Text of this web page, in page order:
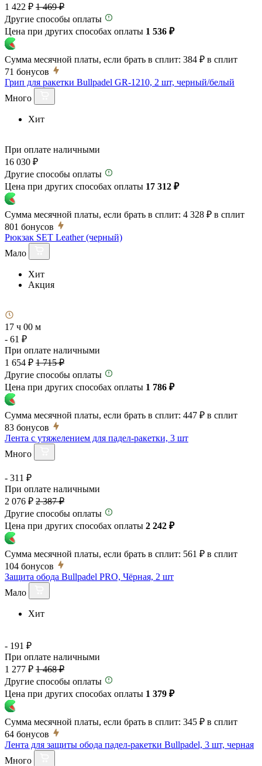
1 422 ₽ 1 469 ₽
Другие способы оплаты
Цена при других способах оплаты 1 536 ₽
Сумма месячной платы, если брать в сплит: 384 ₽ в сплит
71 бонусов
Грип для ракетки Bullpadel GR-1210, 2 шт, черный/белый
Много
Хит
При оплате наличными
16 030 ₽
Другие способы оплаты
Цена при других способах оплаты 17 312 ₽
Сумма месячной платы, если брать в сплит: 4 328 ₽ в сплит
801 бонусов
Рюкзак SET Leather (черный)
Мало
Хит
Акция
17 ч 00 м
- 61 ₽
При оплате наличными
1 654 ₽ 1 715 ₽
Другие способы оплаты
Цена при других способах оплаты 1 786 ₽
Сумма месячной платы, если брать в сплит: 447 ₽ в сплит
83 бонусов
Лента с утяжелением для падел-ракетки, 3 шт
Много
- 311 ₽
При оплате наличными
2 076 ₽ 2 387 ₽
Другие способы оплаты
Цена при других способах оплаты 2 242 ₽
Сумма месячной платы, если брать в сплит: 561 ₽ в сплит
104 бонусов
Защита обода Bullpadel PRO, Чёрная, 2 шт
Мало
Хит
- 191 ₽
При оплате наличными
1 277 ₽ 1 468 ₽
Другие способы оплаты
Цена при других способах оплаты 1 379 ₽
Сумма месячной платы, если брать в сплит: 345 ₽ в сплит
64 бонусов
Лента для защиты обода падел-ракетки Bullpadel, 3 шт, черная
Много